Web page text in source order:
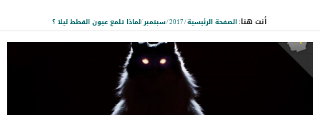
أنت هنا:الصفحة الرئيسية/
2017
/سبتمبر/لماذا تلمع عيون القطط ليلا ؟